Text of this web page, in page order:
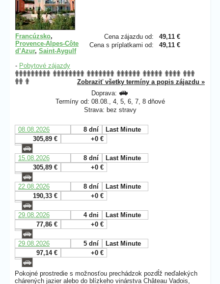
Cena zájazdu od:
49,11 €
Cena s príplatkami od:
49,11 €
Francúzsko,
Provence-Alpes-Côte
d’Azur, Saint-Aygulf
- Pobytové zájazdy
Zobraziť všetky termíny a popis zájazdu »
Doprava:
Termíny od: 08.08., 4, 5, 6, 7, 8 dňové
Strava: bez stravy
08.08.2026 8 dní
Last Minute
305,89 €
+0 €
15.08.2026 8 dní
Last Minute
305,89 €
+0 €
22.08.2026 8 dní
Last Minute
190,33 €
+0 €
29.08.2026 4 dni
Last Minute
77,86 €
+0 €
29.08.2026 5 dní
Last Minute
97,14 €
+0 €
Pokojné prostredie s možnosťou prechádzok pozdĺž neďalekých
chárených jazier alebo do blízkeho vinárstva Château Vadois,